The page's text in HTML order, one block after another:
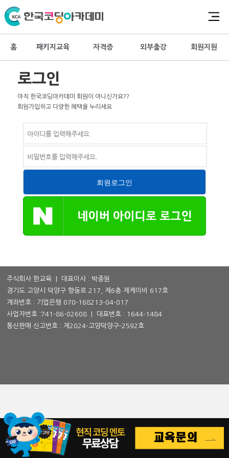
홈 패키지교육 자격증 외부출강 회원지원
로그인
아직 한국코딩아카데미 회원이 아니신가요??
회원가입하고 다양한 혜택을 누리세요
주식회사 한교육 | 대표이사 : 박종원
경기도 고양시 덕양구 향동로 217, 제6층 제케이비 617호
계좌번호 : 기업은행 070-168213-04-017
사업자번호 :741-86-02608 | 대표번호 : 1644-1484
통신판매 신고번호 : 제2024-고양덕양구-2592호